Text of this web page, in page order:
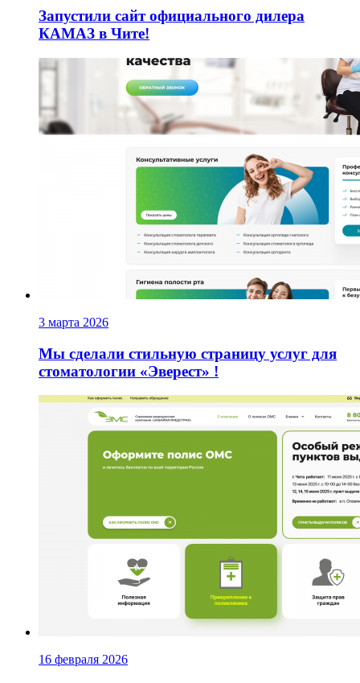
Запустили сайт официального дилера
КАМАЗ в Чите!
3 марта 2026
Мы сделали стильную страницу услуг для
стоматологии «Эверест» !
16 февраля 2026